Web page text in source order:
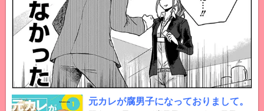
元カレが腐男子になっておりまして。